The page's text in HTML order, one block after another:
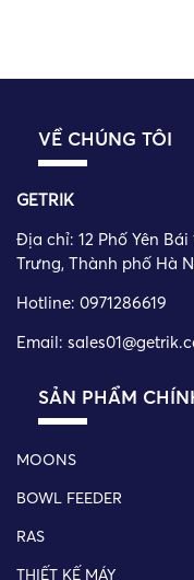
VỀ CHÚNG TÔI
GETRIK
Địa chỉ: 12 Phố Yên
Trưng, Thành phố Hà
Hotline: 0971286619
Email:
SẢN PHẨM
MOONS
BOWL FEEDER
RAS
THIẾT KẾ MÁY